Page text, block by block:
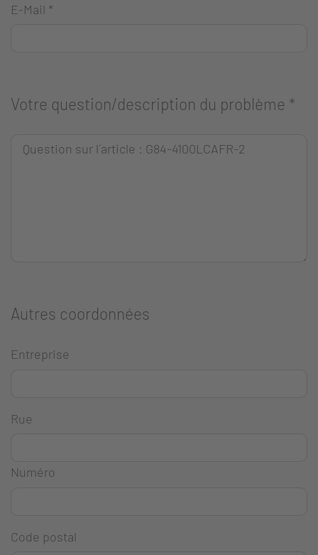
E-Mail *
Votre question/description du problème *
Autres coordonnées
Entreprise
Rue
Numéro
Code postal